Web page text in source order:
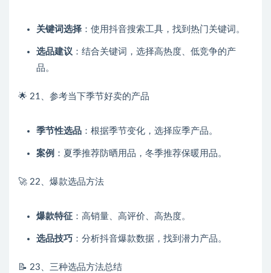
关键词选择 ：使用抖音搜索工具，找到热门关键词。
选品建议 ：结合关键词，选择高热度、低竞争的产
品。
🌟 21、参考当下季节好卖的产品
季节性选品 ：根据季节变化，选择应季产品。
案例 ：夏季推荐防晒用品，冬季推荐保暖用品。
🚀 22、爆款选品方法
爆款特征 ：高销量、高评价、高热度。
选品技巧 ：分析抖音爆款数据，找到潜力产品。
📝 23、三种选品方法总结